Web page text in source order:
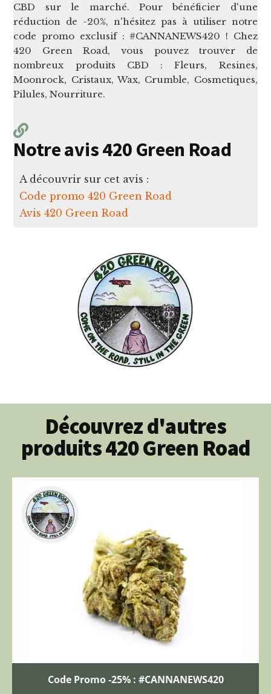
CBD sur le marché. Pour bénéficier d'une
réduction de -20%, n'hésitez pas à utiliser notre
code promo exclusif : #CANNANEWS420 ! Chez
420 Green Road, vous pouvez trouver de
nombreux produits CBD : Fleurs, Resines,
Moonrock, Cristaux, Wax, Crumble, Cosmetiques,
Pilules, Nourriture.
Notre avis 420 Green Road
A découvrir sur cet avis :
Code promo 420 Green Road
Avis 420 Green Road
Découvrez d'autres
produits 420 Green Road
Code Promo -25% : #CANNANEWS420